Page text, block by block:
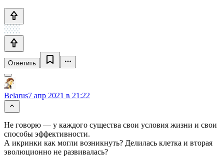
Ответить
Belarus7 апр 2021 в 21:22
Не говорю — у каждого существа свои условия жизни и свои
способы эффективности.
А икринки как могли возникнуть? Делилась клетка и вторая
эволюционно не развивалась?